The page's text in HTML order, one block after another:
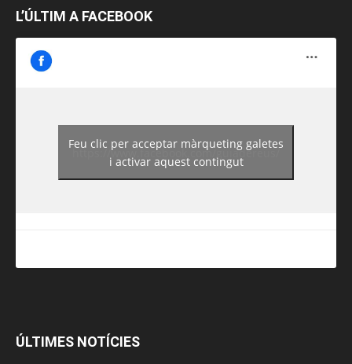
L’ÚLTIM A FACEBOOK
https://www.facebook.com/guiadereus/
Feu clic per acceptar màrqueting galetes
i activar aquest contingut
ÚLTIMES NOTÍCIES